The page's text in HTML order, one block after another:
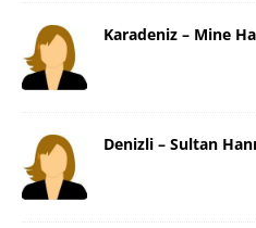
Karadeniz – Mine
Denizli – Sultan